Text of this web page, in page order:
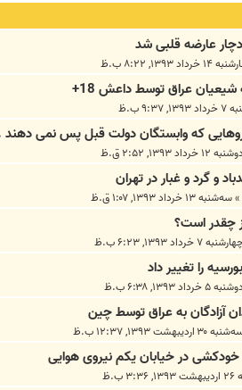
عارضه قلبی شد
خرداد ۱۳۹۳, ۸:۲۲ ب.ظ
عراق توسط داعش 18+
۹:۳۷ ب.ظ
که وابستگان دولت قبل پس نمی
دوشنبه ۱۲ خرداد ۱۳۹۳, ۲:۵۲ ق.ظ
و گرد و غبار در تهران
»سه‌شنبه ۱۳ خرداد ۱۳۹۳, ۱:۰۷ ق.ظ
چقدر است؟
۷ خرداد ۱۳۹۳, ۶:۲۳ ب.ظ
را تغییر داد
دوشنبه ۵ خرداد ۱۳۹۳, ۶:۳۸ ب.ظ
آزادگان به عراق توسط چین
۳۰ اردیبهشت ۱۳۹۳, ۱۲:۳۷ ب.ظ
خودکشی در خیابان یکم نیروی هوایی
ب.ظ